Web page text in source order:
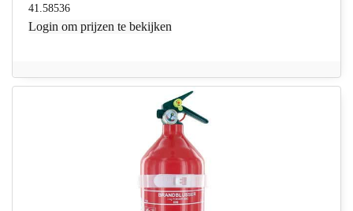
41.58536
Login om prijzen te bekijken